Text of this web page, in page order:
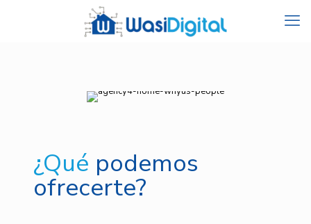
¿Qué podemos
ofrecerte?